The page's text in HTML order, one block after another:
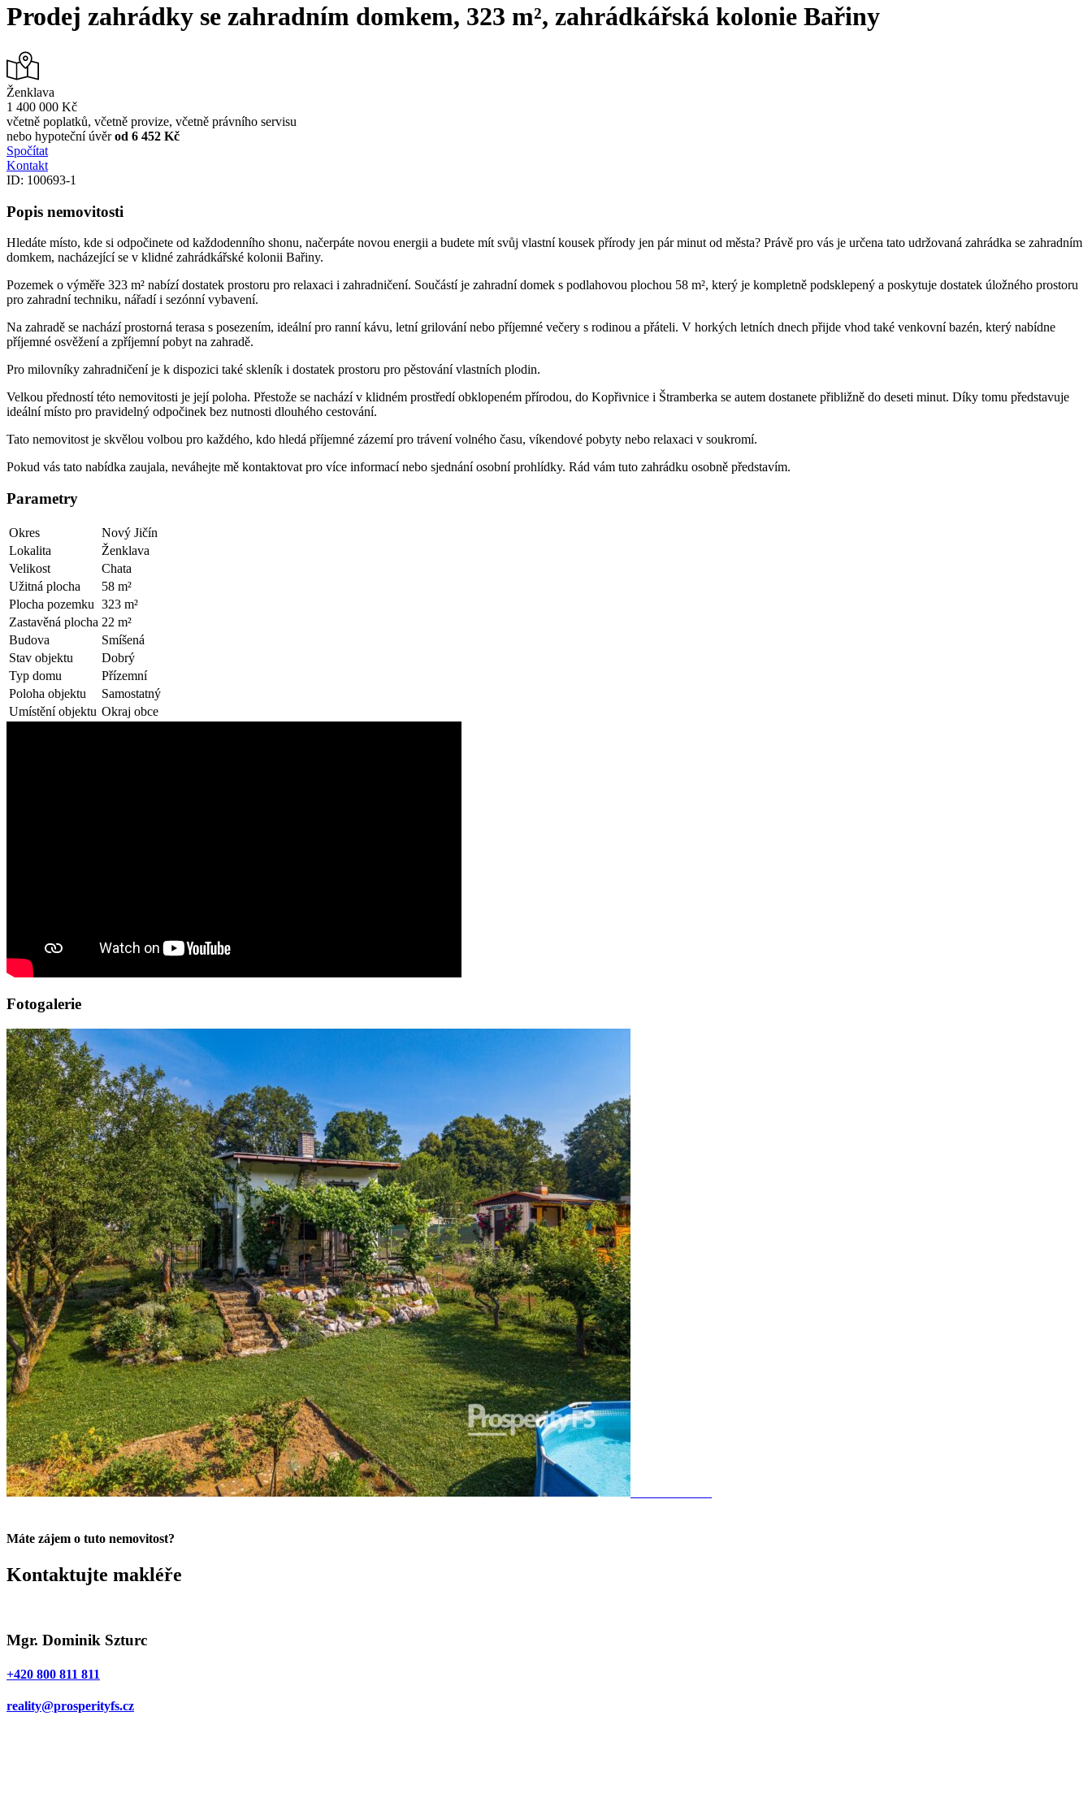
Prodej zahrádky se zahradním domkem, 323 m², zahrádkářská kolonie Bařiny
Ženklava
1 400 000 Kč
včetně poplatků, včetně provize, včetně právního servisu
nebo hypoteční úvěrod 6 452 Kč
Spočítat
Kontakt
ID: 100693-1
Popis nemovitosti
Hledáte místo, kde si odpočinete od každodenního shonu, načerpáte novou energii a budete mít svůj vlastní kousek přírody jen pár minut od města? Právě pro vás je určena tato udržovaná zahrádka se zahradním
domkem, nacházející se v klidné zahrádkářské kolonii Bařiny.
Pozemek o výměře 323 m² nabízí dostatek prostoru pro relaxaci i zahradničení. Součástí je zahradní domek s podlahovou plochou 58 m², který je kompletně podsklepený a poskytuje dostatek úložného prostoru
pro zahradní techniku, nářadí i sezónní vybavení.
Na zahradě se nachází prostorná terasa s posezením, ideální pro ranní kávu, letní grilování nebo příjemné večery s rodinou a přáteli. V horkých letních dnech přijde vhod také venkovní bazén, který nabídne
příjemné osvěžení a zpříjemní pobyt na zahradě.
Pro milovníky zahradničení je k dispozici také skleník i dostatek prostoru pro pěstování vlastních plodin.
Velkou předností této nemovitosti je její poloha. Přestože se nachází v klidném prostředí obklopeném přírodou, do Kopřivnice i Štramberka se autem dostanete přibližně do deseti minut. Díky tomu představuje
ideální místo pro pravidelný odpočinek bez nutnosti dlouhého cestování.
Tato nemovitost je skvělou volbou pro každého, kdo hledá příjemné zázemí pro trávení volného času, víkendové pobyty nebo relaxaci v soukromí.
Pokud vás tato nabídka zaujala, neváhejte mě kontaktovat pro více informací nebo sjednání osobní prohlídky. Rád vám tuto zahrádku osobně představím.
Parametry
Okres
Nový Jičín
Lokalita
Ženklava
Velikost
Chata
Užitná plocha
58 m²
Plocha pozemku 323 m²
Zastavěná plocha 22 m²
Budova
Smíšená
Stav objektu
Dobrý
Typ domu
Přízemní
Poloha objektu
Samostatný
Umístění objektu Okraj obce
Fotogalerie
Máte zájem o tuto nemovitost?
Kontaktujte makléře
Mgr. Dominik Szturc
+420 800 811 811
reality@prosperityfs.cz